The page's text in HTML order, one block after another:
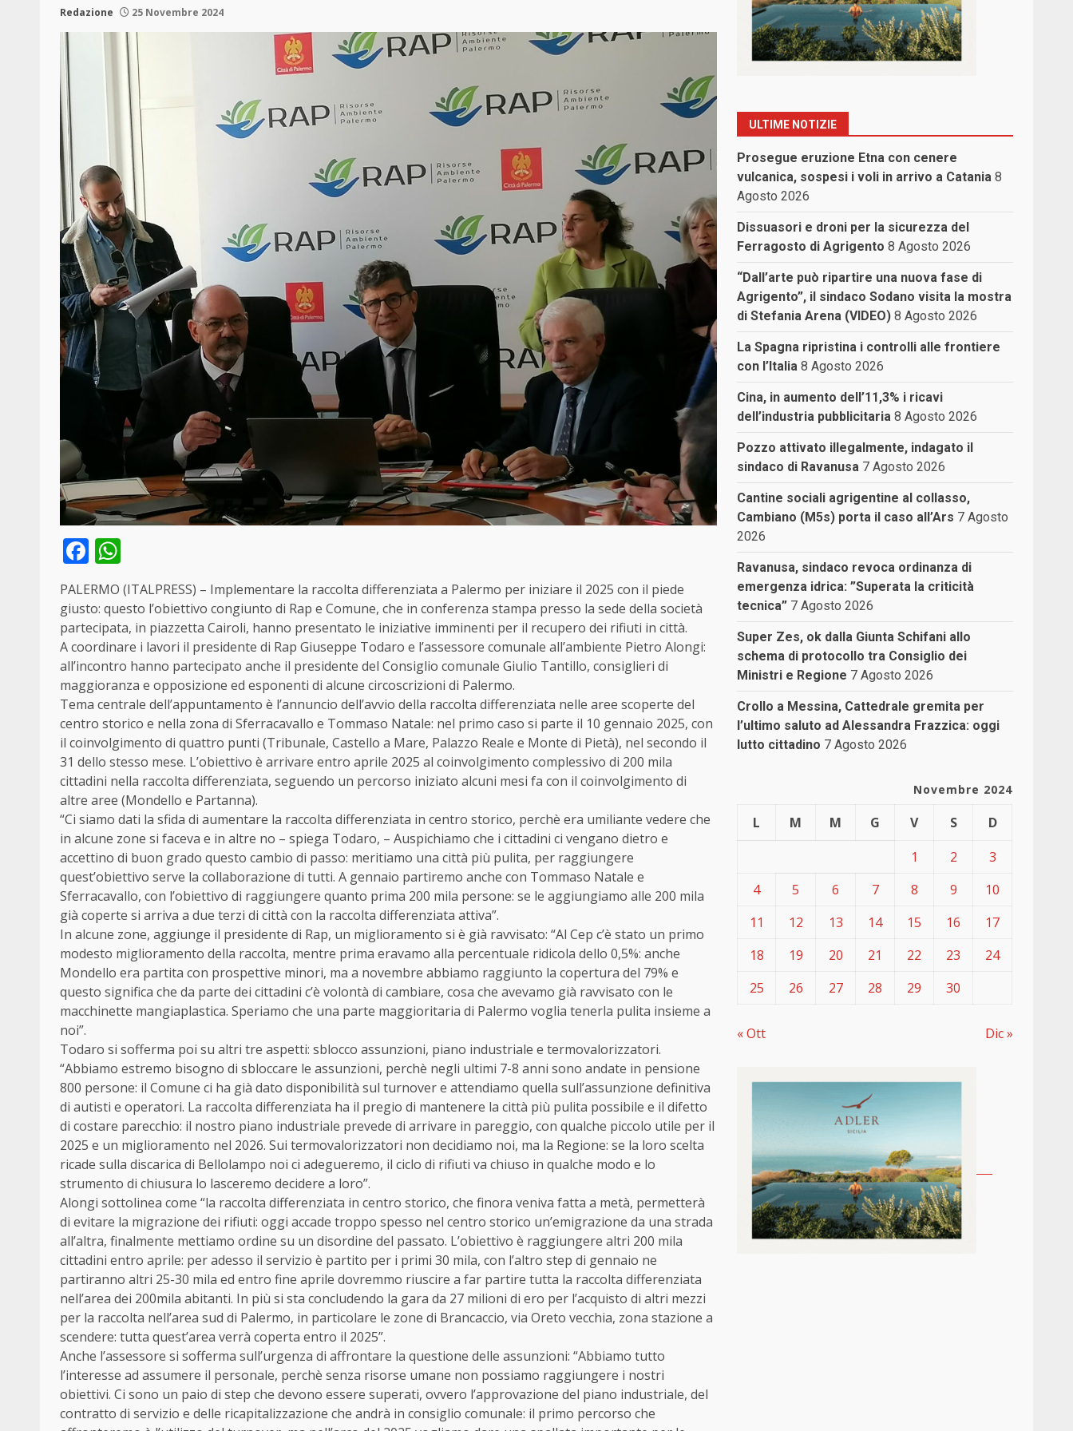
Redazione 25 Novembre 2024
Facebook
PALERMO (ITALPRESS) – Implementare la raccolta differenziata a Palermo per iniziare il 2025 con il piede
giusto: questo l’obiettivo congiunto di Rap e Comune, che in conferenza stampa presso la sede della società
partecipata, in piazzetta Cairoli, hanno presentato le iniziative imminenti per il recupero dei rifiuti in città.
A coordinare i lavori il presidente di Rap Giuseppe Todaro e l’assessore comunale all’ambiente Pietro Alongi:
all’incontro hanno partecipato anche il presidente del Consiglio comunale Giulio Tantillo, consiglieri di
maggioranza e opposizione ed esponenti di alcune circoscrizioni di Palermo.
Tema centrale dell’appuntamento è l’annuncio dell’avvio della raccolta differenziata nelle aree scoperte del
centro storico e nella zona di Sferracavallo e Tommaso Natale: nel primo caso si parte il 10 gennaio 2025, con
il coinvolgimento di quattro punti (Tribunale, Castello a Mare, Palazzo Reale e Monte di Pietà), nel secondo il
31 dello stesso mese. L’obiettivo è arrivare entro aprile 2025 al coinvolgimento complessivo di 200 mila
cittadini nella raccolta differenziata, seguendo un percorso iniziato alcuni mesi fa con il coinvolgimento di
altre aree (Mondello e Partanna).
“Ci siamo dati la sfida di aumentare la raccolta differenziata in centro storico, perchè era umiliante vedere che
in alcune zone si faceva e in altre no – spiega Todaro, – Auspichiamo che i cittadini ci vengano dietro e
accettino di buon grado questo cambio di passo: meritiamo una città più pulita, per raggiungere
quest’obiettivo serve la collaborazione di tutti. A gennaio partiremo anche con Tommaso Natale e
Sferracavallo, con l’obiettivo di raggiungere quanto prima 200 mila persone: se le aggiungiamo alle 200 mila
già coperte si arriva a due terzi di città con la raccolta differenziata attiva”.
In alcune zone, aggiunge il presidente di Rap, un miglioramento si è già ravvisato: “Al Cep c’è stato un primo
modesto miglioramento della raccolta, mentre prima eravamo alla percentuale ridicola dello 0,5%: anche
Mondello era partita con prospettive minori, ma a novembre abbiamo raggiunto la copertura del 79% e
questo significa che da parte dei cittadini c’è volontà di cambiare, cosa che avevamo già ravvisato con le
macchinette mangiaplastica. Speriamo che una parte maggioritaria di Palermo voglia tenerla pulita insieme a
noi”.
Todaro si sofferma poi su altri tre aspetti: sblocco assunzioni, piano industriale e termovalorizzatori.
“Abbiamo estremo bisogno di sbloccare le assunzioni, perchè negli ultimi 7-8 anni sono andate in pensione
800 persone: il Comune ci ha già dato disponibilità sul turnover e attendiamo quella sull’assunzione definitiva
di autisti e operatori. La raccolta differenziata ha il pregio di mantenere la città più pulita possibile e il difetto
di costare parecchio: il nostro piano industriale prevede di arrivare in pareggio, con qualche piccolo utile per il
2025 e un miglioramento nel 2026. Sui termovalorizzatori non decidiamo noi, ma la Regione: se la loro scelta
ricade sulla discarica di Bellolampo noi ci adegueremo, il ciclo di rifiuti va chiuso in qualche modo e lo
strumento di chiusura lo lasceremo decidere a loro”.
Alongi sottolinea come “la raccolta differenziata in centro storico, che finora veniva fatta a metà, permetterà
di evitare la migrazione dei rifiuti: oggi accade troppo spesso nel centro storico un’emigrazione da una strada
all’altra, finalmente mettiamo ordine su un disordine del passato. L’obiettivo è raggiungere altri 200 mila
cittadini entro aprile: per adesso il servizio è partito per i primi 30 mila, con l’altro step di gennaio ne
partiranno altri 25-30 mila ed entro fine aprile dovremmo riuscire a far partire tutta la raccolta differenziata
nell’area dei 200mila abitanti. In più si sta concludendo la gara da 27 milioni di ero per l’acquisto di altri mezzi
per la raccolta nell’area sud di Palermo, in particolare le zone di Brancaccio, via Oreto vecchia, zona stazione a
scendere: tutta quest’area verrà coperta entro il 2025”.
Anche l’assessore si sofferma sull’urgenza di affrontare la questione delle assunzioni: “Abbiamo tutto
l’interesse ad assumere il personale, perchè senza risorse umane non possiamo raggiungere i nostri
obiettivi. Ci sono un paio di step che devono essere superati, ovvero l’approvazione del piano industriale, del
contratto di servizio e delle ricapitalizzazione che andrà in consiglio comunale: il primo percorso che
ULTIME NOTIZIE
Prosegue eruzione Etna con cenere
vulcanica, sospesi i voli in arrivo a Catania 8
Agosto 2026
Dissuasori e droni per la sicurezza del
Ferragosto di Agrigento 8 Agosto 2026
“Dall’arte può ripartire una nuova fase di
Agrigento”, il sindaco Sodano visita la mostra
di Stefania Arena (VIDEO) 8 Agosto 2026
La Spagna ripristina i controlli alle frontiere
con l’Italia 8 Agosto 2026
Cina, in aumento dell’11,3% i ricavi
dell’industria pubblicitaria 8 Agosto 2026
Pozzo attivato illegalmente, indagato il
sindaco di Ravanusa 7 Agosto 2026
Cantine sociali agrigentine al collasso,
Cambiano (M5s) porta il caso all’Ars 7 Agosto
2026
Ravanusa, sindaco revoca ordinanza di
emergenza idrica: ”Superata la criticità
tecnica” 7 Agosto 2026
Super Zes, ok dalla Giunta Schifani allo
schema di protocollo tra Consiglio dei
Ministri e Regione 7 Agosto 2026
Crollo a Messina, Cattedrale gremita per
l’ultimo saluto ad Alessandra Frazzica: oggi
lutto cittadino 7 Agosto 2026
Novembre 2024
L M M G V S
D
1
2
3
4
5 6 7 8 9
10
11
12 13 14 15 16
17
18
19 20 21 22 23
24
25
26 27 28 29 30
« Ott Dic »